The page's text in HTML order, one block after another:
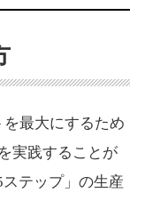
最大にするため
実践することが
テップ」の生産